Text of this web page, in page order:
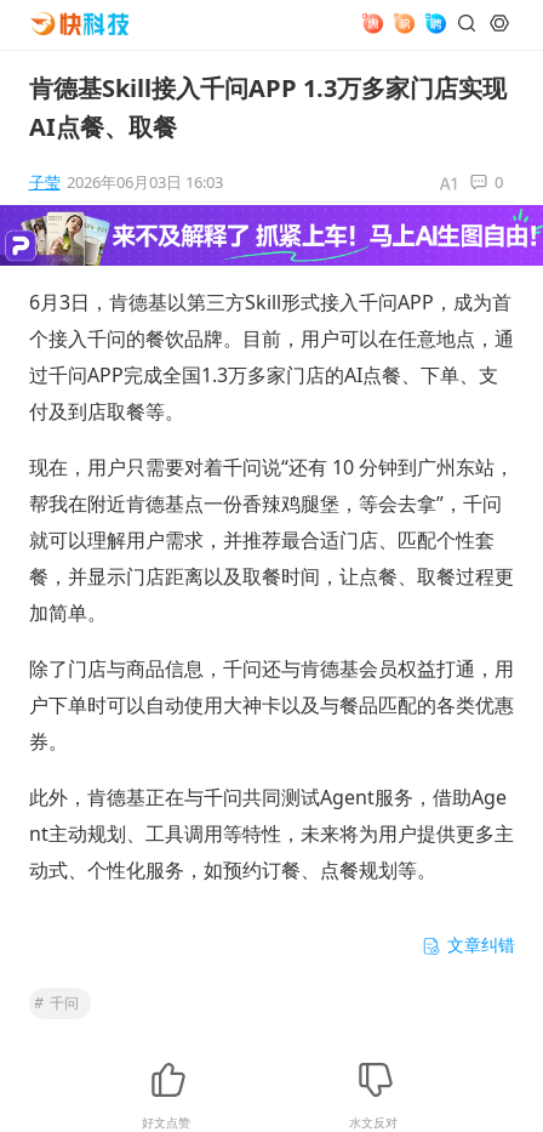
肯德基Skill接入千问APP 1.3万多家门店实现
AI点餐、取餐
子莹 2026年06月03日 16:03 0
6月3日，肯德基以第三方Skill形式接入千问APP，成为首
个接入千问的餐饮品牌。目前，用户可以在任意地点，通
过千问APP完成全国1.3万多家门店的AI点餐、下单、支
付及到店取餐等。
现在，用户只需要对着千问说“还有 10 分钟到广州东站，
帮我在附近肯德基点一份香辣鸡腿堡，等会去拿”，千问
就可以理解用户需求，并推荐最合适门店、匹配个性套
餐，并显示门店距离以及取餐时间，让点餐、取餐过程更
加简单。
除了门店与商品信息，千问还与肯德基会员权益打通，用
户下单时可以自动使用大神卡以及与餐品匹配的各类优惠
券。
此外，肯德基正在与千问共同测试Agent服务，借助Age
nt主动规划、工具调用等特性，未来将为用户提供更多主
动式、个性化服务，如预约订餐、点餐规划等。
文章纠错
# 千问
好文点赞 水文反对